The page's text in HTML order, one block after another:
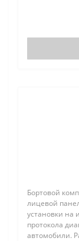
Бортовой
лицевой
установки на
протокола
автомобили.